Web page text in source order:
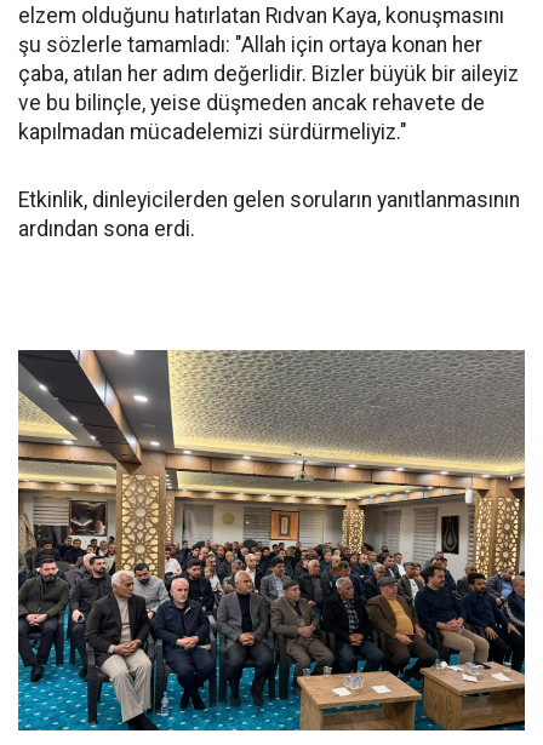
elzem olduğunu hatırlatan Rıdvan Kaya, konuşmasını
şu sözlerle tamamladı: "Allah için ortaya konan her
çaba, atılan her adım değerlidir. Bizler büyük bir aileyiz
ve bu bilinçle, yeise düşmeden ancak rehavete de
kapılmadan mücadelemizi sürdürmeliyiz."
Etkinlik, dinleyicilerden gelen soruların yanıtlanmasının
ardından sona erdi.